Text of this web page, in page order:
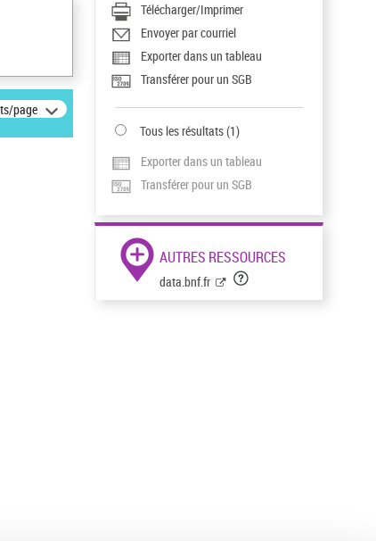
page
Télécharger/Imprimer
Envoyer par courriel
Exporter dans un tableau
Transférer pour un SGB
Tous les résultats(1)
Exporter dans un tableau
Transférer pour un SGB
AUTRES RESSOURCES
data.bnf.fr